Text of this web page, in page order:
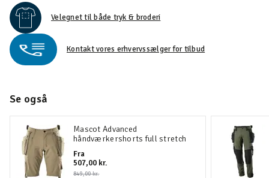
Velegnet til både tryk & broderi
Kontakt vores erhvervssælger for tilbud
Se også
Mascot Advanced
håndværkershorts full stretch
Fra
507,00 kr.
849,00 kr.